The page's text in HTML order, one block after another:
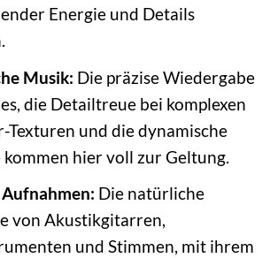
Energie und Details
Musik: Die präzise Wiedergabe
die Detailtreue bei komplexen
Texturen und die dynamische
hier voll zur Geltung.
Die natürliche
von Akustikgitarren,
und Stimmen, mit ihrem